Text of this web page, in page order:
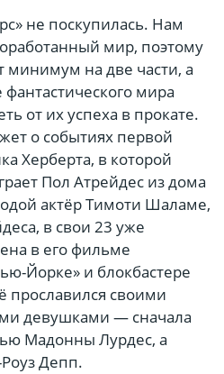
не поскупилась. Нам
мир, поэтому
минимум на две части, а
мира
от их успеха в прокате.
о событиях первой
Херберта, в которой
Пол Атрейдес из дома
актёр Тимоти Шаламе,
в свои 23 уже
в его фильме
Йорке» и блокбастере
прославился своими
девушками — сначала
Мадонны Лурдес, а
Депп.